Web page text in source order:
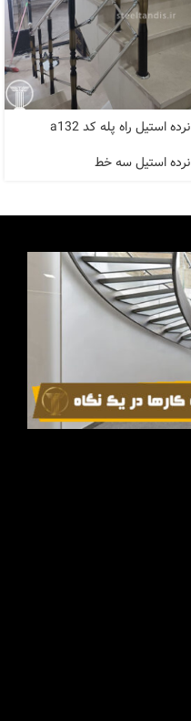
نرده استیل راه پله کد a132
نرده استیل سه خط